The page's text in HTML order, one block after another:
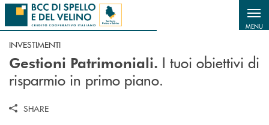
Salta al contenuto principale
MENU
INVESTIMENTI
Gestioni Patrimoniali. I tuoi obiettivi di
risparmio in primo piano.
SHARE